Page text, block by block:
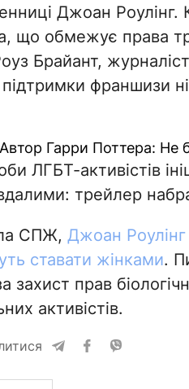
Джоан Роулінг.
що обмежує права
Брайант,
франшизи
Гарри Поттера: Не
ЛГБТ-активістів
трейлер
СПЖ, Джоан
ставати жінками.
захист прав
активістів.